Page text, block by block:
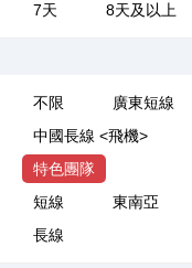
7天
8天及以上
不限 廣東短線
中國長線 <飛機>
特色團隊
短線
東南亞
長線